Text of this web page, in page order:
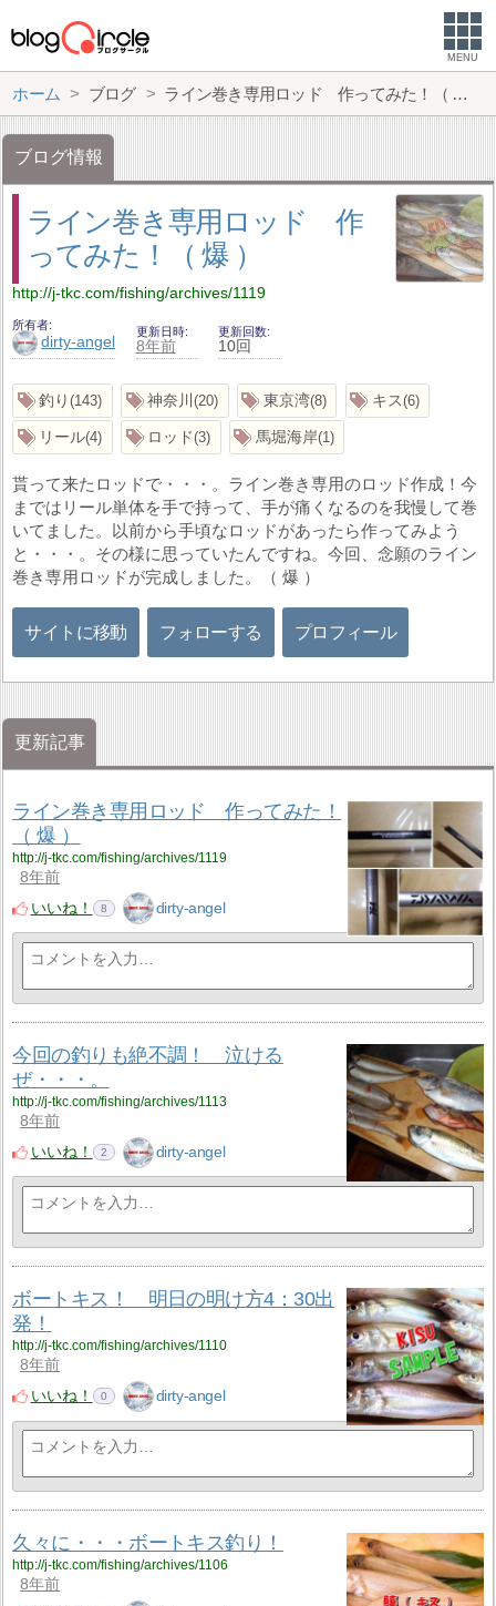
MENU
ホーム ブログ ライン巻き専用ロッド 作ってみた！（ 爆 ）
ブログ情報
ライン巻き専用ロッド 作
ってみた！（ 爆 ）
http://j-tkc.com/fishing/archives/1119
所有者
dirty-angel
更新日時
8年前
更新回数
10回
釣り 143 神奈川 20 東京湾 8 キス 6
リール 4 ロッド 3 馬堀海岸 1
貰って来たロッドで・・・。ライン巻き専用のロッド作成！今
まではリール単体を手で持って、手が痛くなるのを我慢して巻
いてました。以前から手頃なロッドがあったら作ってみよう
と・・・。その様に思っていたんですね。今回、念願のライン
巻き専用ロッドが完成しました。（ 爆 ）
サイトに移動 フォローする プロフィール
更新記事
ライン巻き専用ロッド 作ってみた！
（ 爆 ）
http://j-tkc.com/fishing/archives/1119
8年前
いいね！
8 dirty-angel
今回の釣りも絶不調！ 泣ける
ぜ・・・。
http://j-tkc.com/fishing/archives/1113
8年前
いいね！
2 dirty-angel
ボートキス！ 明日の明け方4：30出
発！
http://j-tkc.com/fishing/archives/1110
8年前
いいね！
0 dirty-angel
久々に・・・ボートキス釣り！
http://j-tkc.com/fishing/archives/1106
8年前